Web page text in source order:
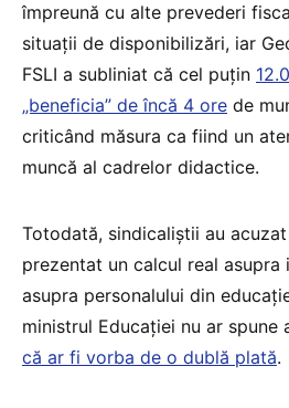
împreună cu alte prevederi
situații de disponibilizări, iar
FSLI a subliniat că cel puțin
„beneficia” de încă 4 ore de
criticând măsura ca fiind un
muncă al cadrelor didactice.
Totodată, sindicaliștii au
prezentat un calcul real asupra
asupra personalului din
ministrul Educației nu ar spune
că ar fi vorba de o dublă plată.